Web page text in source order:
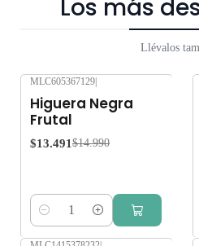
Los más
Llévalos
MLC605367129|
Higuera Negra
Frutal
$13.491 $14.990
Cantidad